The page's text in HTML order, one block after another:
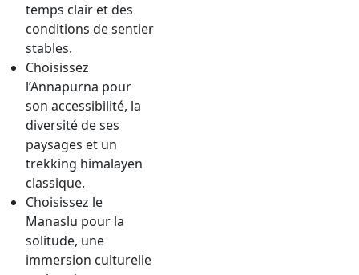
temps clair et des
conditions de sentier
stables.
Choisissez
l’Annapurna pour
son accessibilité, la
diversité de ses
paysages et un
trekking himalayen
classique.
Choisissez le
Manaslu pour la
solitude, une
immersion culturelle